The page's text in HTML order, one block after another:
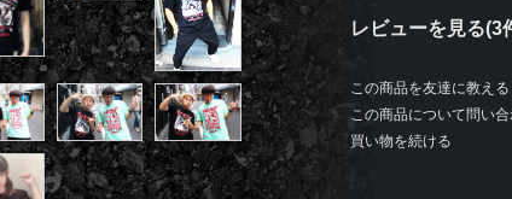
レビューを見る(3
この商品を友達に教える
この商品について問い
買い物を続ける